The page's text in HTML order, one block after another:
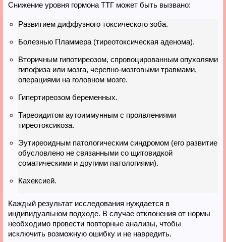
Снижение уровня гормона ТТГ может быть вызвано:
Развитием диффузного токсического зоба.
Болезнью Пламмера (тиреотоксическая аденома).
Вторичным гипотиреозом, спровоцированным опухолями
гипофиза или мозга, черепно-мозговыми травмами,
операциями на головном мозге.
Гипертиреозом беременных.
Тиреоидитом аутоиммунным с проявлениями
тиреотоксикоза.
Эутиреоидным патологическим синдромом (его развитие
обусловлено не связанными со щитовидкой
соматическими и другими патологиями).
Кахексией.
Каждый результат исследования нуждается в
индивидуальном подходе. В случае отклонения от нормы
необходимо провести повторные анализы, чтобы
исключить возможную ошибку и не навредить.